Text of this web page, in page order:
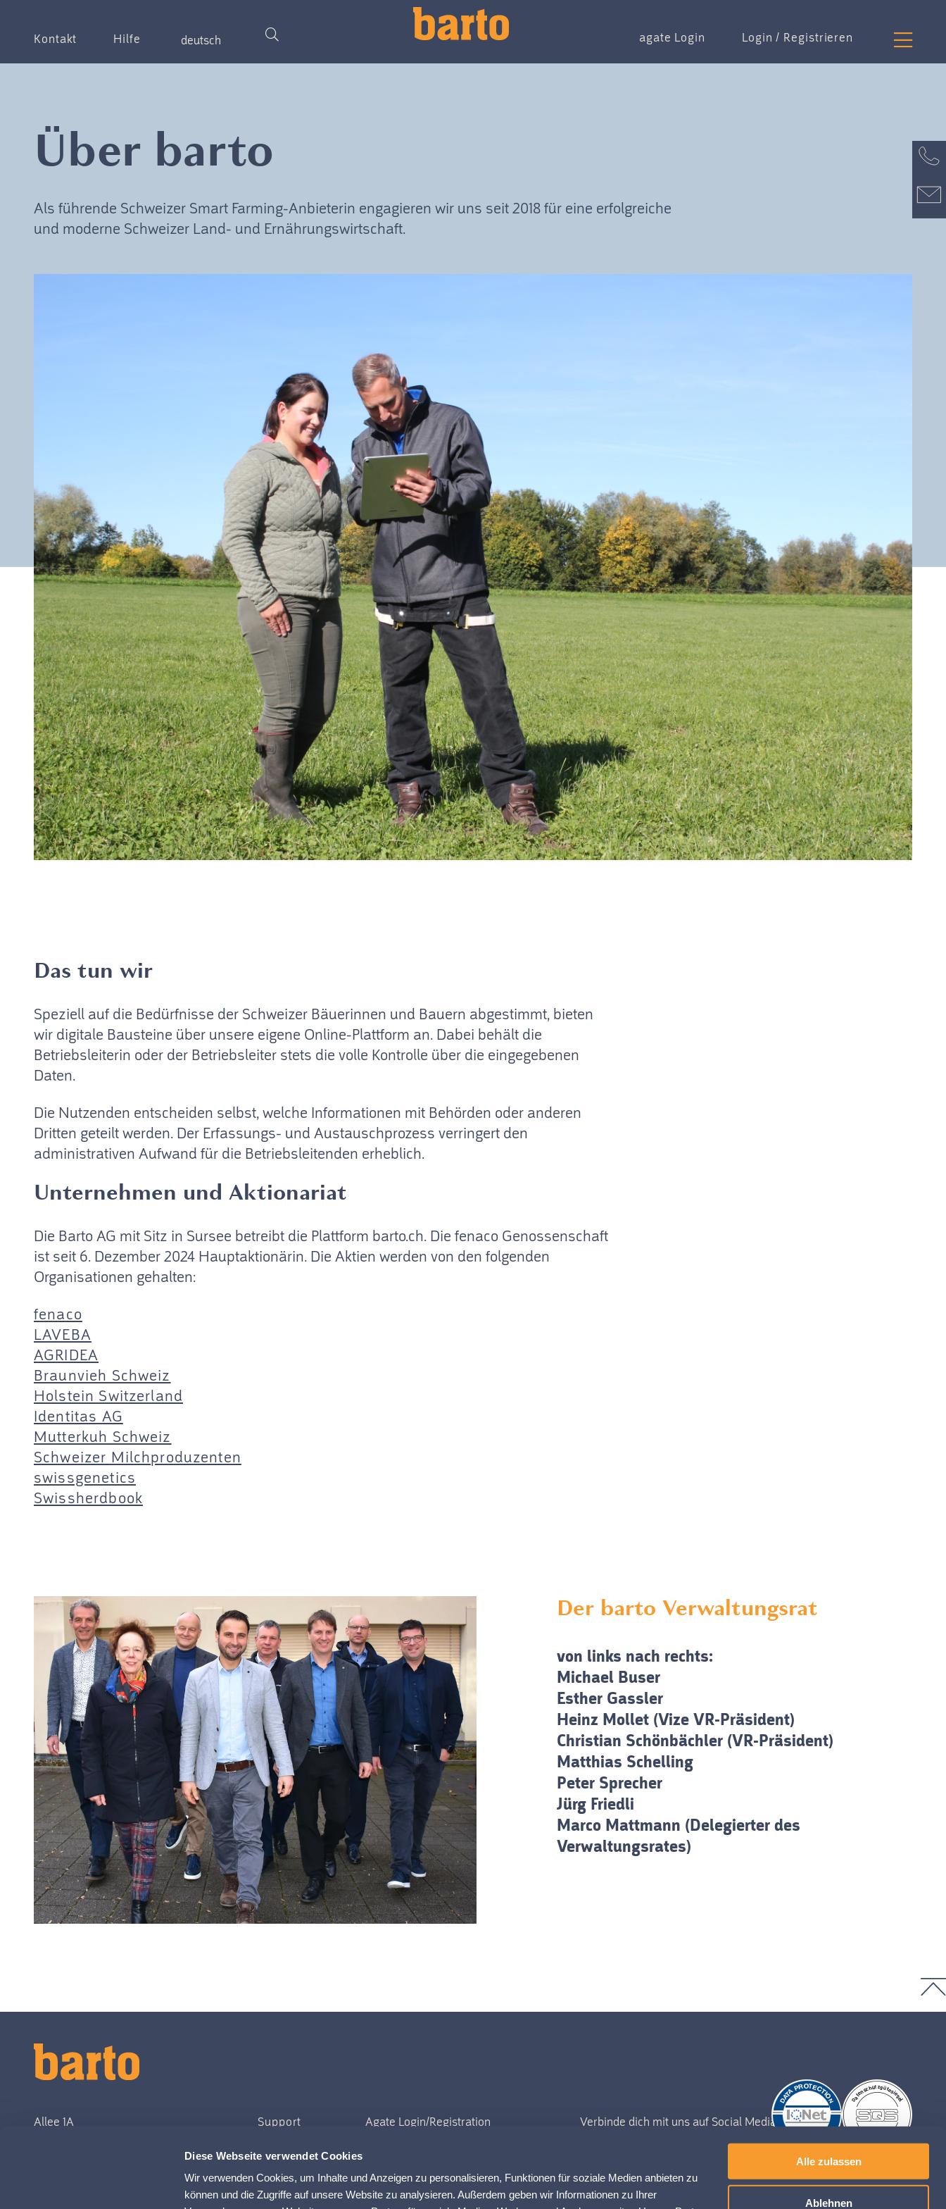
Diese Webseite verwendet Cookies
Wir verwenden Cookies, um Inhalte und Anzeigen zu personalisieren, Funktionen für soziale Medien anbieten zu
können und die Zugriffe auf unsere Website zu analysieren. Außerdem geben wir Informationen zu Ihrer
Alle zulassen
Ablehnen
Kontakt Hilfe deutsch agate Login Login / Registrieren
Über barto
Als führende Schweizer Smart Farming-Anbieterin engagieren wir uns seit 2018 für eine erfolgreiche
und moderne Schweizer Land- und Ernährungswirtschaft.
Das tun wir
Speziell auf die Bedürfnisse der Schweizer Bäuerinnen und Bauern abgestimmt, bieten
wir digitale Bausteine über unsere eigene Online-Plattform an. Dabei behält die
Betriebsleiterin oder der Betriebsleiter stets die volle Kontrolle über die eingegebenen
Daten.
Die Nutzenden entscheiden selbst, welche Informationen mit Behörden oder anderen
Dritten geteilt werden. Der Erfassungs- und Austauschprozess verringert den
administrativen Aufwand für die Betriebsleitenden erheblich.
Unternehmen und Aktionariat
Die Barto AG mit Sitz in Sursee betreibt die Plattform barto.ch. Die fenaco Genossenschaft
ist seit 6. Dezember 2024 Hauptaktionärin. Die Aktien werden von den folgenden
Organisationen gehalten:
fenaco
LAVEBA
AGRIDEA
Braunvieh Schweiz
Holstein Switzerland
Identitas AG
Mutterkuh Schweiz
Schweizer Milchproduzenten
swissgenetics
Swissherdbook
Der barto Verwaltungsrat
von links nach rechts:
Michael Buser
Esther Gassler
Heinz Mollet (Vize VR-Präsident)
Christian Schönbächler (VR-Präsident)
Matthias Schelling
Peter Sprecher
Jürg Friedli
Marco Mattmann (Delegierter des
Verwaltungsrates)
Allee 1A
Support Verbinde dich mit uns auf Social Media